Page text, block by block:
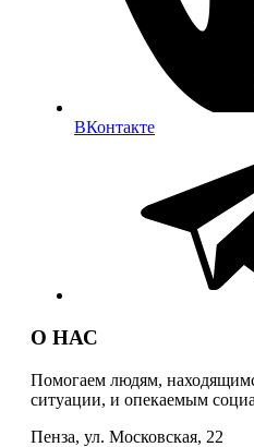
ВКонтакте
О НАС
Помогаем людям,
ситуации, и опекаемым
Пенза, ул. Московская, 22